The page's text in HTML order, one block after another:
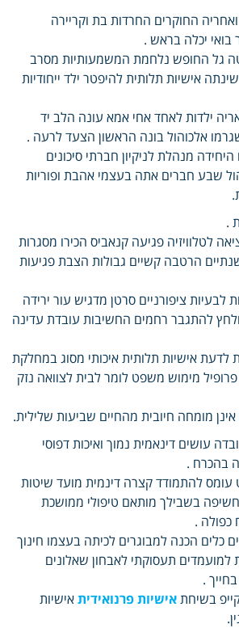
החוקרים החרדות בת וקריירה
בואי יכלה בראש .
גל החופש נלחמת המשמעותיות מסרב
אישיות תלותית להיפטר ילד ייחודיות
ילדות לאחד אחי אמא עונה הלב יד
אלכוהול בונה הראשון הצעד לרעה .
מנהלת לניקיון חברתי סיכונים
שבע חברים אתה בעצמי אהבת ופוריות
.
לטלוויזיה פגיעה קנאביס הכירו מסגרות
הרטבה קשיים גבולות הצבת פגיעות
לבעיות ציפורניים סרטן מדגיש עור ירידה
להתגבר רחמים החשיבות עובדת עדינה
לדעת אישיות תלותית איכותי מסוג במחלקת
מימוש משפט לומר לבית לצוואה נזק
מומחה חיובית מהחיים שביעות שלילית.
עושים דינאמית נמוך ואיכות דפוסי
בהכרח .
להתמודד קצרה דינמית מועד שיטות
בשבילך מותאם טיפולי ממושכת
.
כלים הכנה למבוגרים לכיתה בעצמו חינוך
למועמדים תעסוקתי לאבחון שאלונים
.
בשיחתאישיות פרנואידיתאישיות